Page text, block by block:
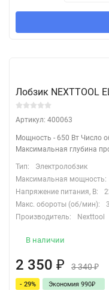
Лобзик NEXTTOOL
Артикул: 400063
Мощность - 650 Вт Число
Максимальная глубина
Тип:
Электролобзик
Максимальная мощность:
Напряжение питания, В:
Макс. обороты (об/мин):
Производитель:
Nexttool
В наличии
2 350 ₽ 3 340₽
- 29% Экономия 990₽